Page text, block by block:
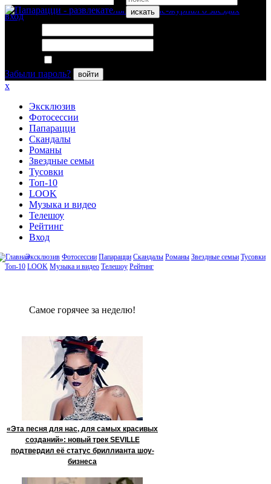
искать
вход
Забыли пароль?
войти
x
Эксклюзив
Фотосессии
Папарацци
Скандалы
Романы
Звездные семьи
Тусовки
Топ-10
LOOK
Музыка и видео
Телешоу
Рейтинг
Вход
Эксклюзив Фотосессии Папарацци Скандалы Романы Звездные семьи Тусовки
Топ-10 LOOK Музыка и видео Телешоу Рейтинг
Сaмое гoрячее за неделю!
«Эта песня для нас, для самых красивых
созданий»: новый трек SEVILLE
подтвердил её статус бриллианта шоу-
бизнеса